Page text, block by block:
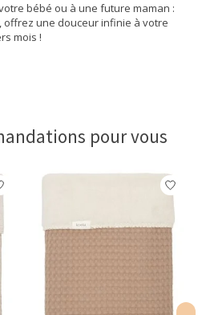
bébé ou à une future maman :
offrez une douceur infinie à votre
mois !
pour vous
produits